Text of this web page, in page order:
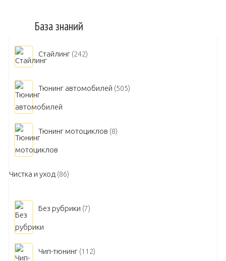
База знаний
Стайлинг (242)
Тюнинг автомобилей (505)
Тюнинг мотоциклов (8)
Чистка и уход (86)
Без рубрики (7)
Чип-тюнинг (112)